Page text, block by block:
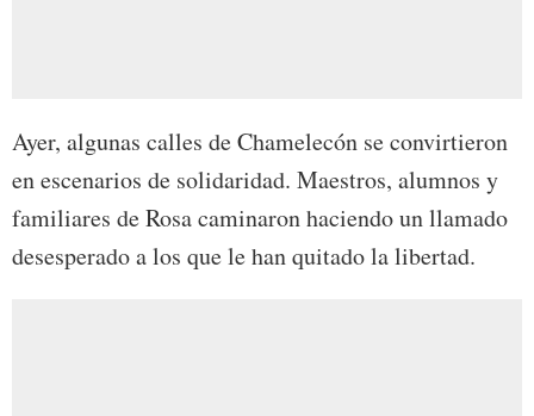
Ayer, algunas calles de Chamelecón se convirtieron
en escenarios de solidaridad. Maestros, alumnos y
familiares de Rosa caminaron haciendo un llamado
desesperado a los que le han quitado la libertad.